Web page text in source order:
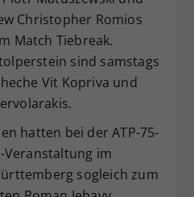
Christopher Romios
Match Tiebreak.
sind samstags
Vit Kopriva und
hatten bei der ATP-75-
Veranstaltung im
sogleich zum